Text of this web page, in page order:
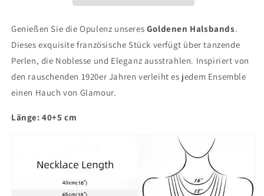
Genießen Sie die Opulenz unseres Goldenen Halsbands.
Dieses exquisite französische Stück verfügt über tanzende
Perlen, die Noblesse und Eleganz ausstrahlen. Inspiriert von
den rauschenden 1920er Jahren verleiht es jedem Ensemble
einen Hauch von Glamour.
Länge: 40+5 cm